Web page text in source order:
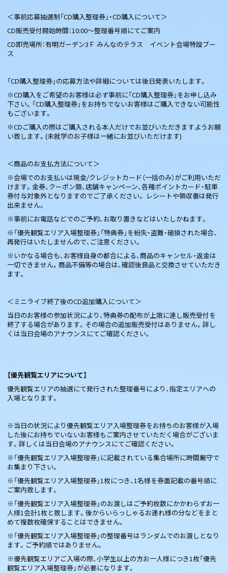
＜事前応募抽選制「CD購入整理券」・CD購入について＞
CD販売受付開始時間：10:00〜整理番号順にてご案内
CD即売場所：有明ガーデン3Ｆ みんなのテラス イベント会場特設ブー
ス
「CD購入整理券」の応募方法や詳細については後日発表いたします。
※CD購入をご希望のお客様は必ず事前に「CD購入整理券」をお申し込み
下さい。「CD購入整理券」をお持ちでないお客様はご購入できない可能性
もございます。
※CDご購入の際はご購入される本人だけでお並びいただきますようお願
い致します。(未就学のお子様は一緒にお並びいただけます)
＜商品のお支払方法について＞
※会場でのお支払いは現金/クレジットカード（一括のみ）がご利用いただ
けます。金券、クーポン類、店舗キャンペーン、各種ポイントカード・駐車
券付与対象外となりますのでご了承ください。 レシートや領収書は発行
出来ません。
※事前にお電話などでのご予約、お取り置きなどはいたしかねます。
※「優先観覧エリア入場整理券」「特典券」を紛失・盗難・破損された場合、
再発行はいたしませんので、ご注意ください。
※いかなる場合も、お客様自身の都合による、商品のキャンセル・返金は
一切できません。商品不備等の場合は、確認後良品と交換させていただき
ます。
＜ミニライブ終了後のCD追加購入について＞
当日のお客様の参加状況により、特典券の配布が上限に達し販売受付を
終了する場合があります。その場合の追加販売受付はありません。詳し
くは当日会場のアナウンスにてご確認ください。
【優先観覧エリアについて】
優先観覧エリアの抽選にて発行された整理番号により、指定エリアへの
入場となります。
※当日の状況により優先観覧エリア入場整理券をお持ちのお客様が入場
した後にお持ちでいないお客様もご案内させていただく場合がございま
す。詳しくは当日会場のアナウンスにてご確認ください。
※「優先観覧エリア入場整理券」に記載されている集合場所に時間厳守で
お集まり下さい。
※「優先観覧エリア入場整理券」1枚につき、1名様を券面記載の番号順に
ご案内致します。
※「優先観覧エリア入場整理券」のお渡しはご予約枚数にかかわらずお一
人様1会計1枚と致します。後からいらっしゃるお連れ様の分などをまと
めて複数枚確保することはできません。
※「優先観覧エリア入場整理券」の整理番号はランダムでのお渡しとなり
ます。ご予約順ではありません。
※優先観覧エリアご入場の際、小学生以上の方お一人様につき1枚「優先
観覧エリア入場整理券」が必要になります。